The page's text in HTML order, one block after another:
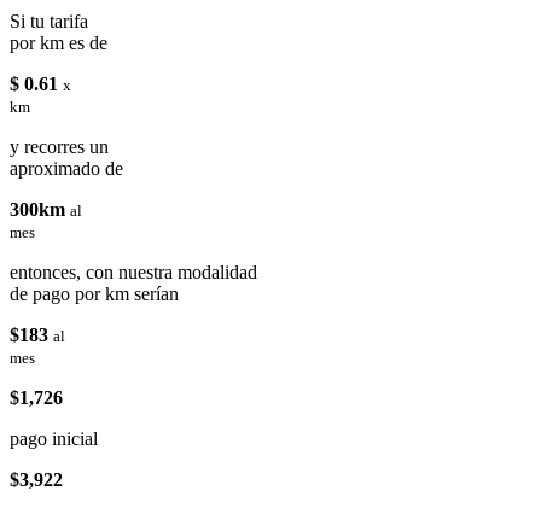
Si tu tarifa
por km es de
$ 0.61 x
km
y recorres un
aproximado de
300km al
mes
entonces, con nuestra modalidad
de pago por km serían
$183 al
mes
$1,726
pago inicial
$3,922